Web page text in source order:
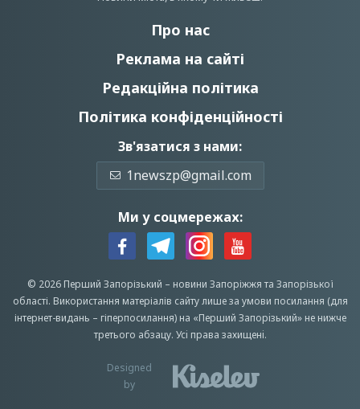
Про нас
Реклама на сайті
Редакційна політика
Політика конфіденційності
Зв'язатися з нами:
1newszp@gmail.com
Ми у соцмережах:
© 2026 Перший Запорізький – новини Запоріжжята Запорізької
області. Використання матеріалів сайту лише за умови посилання (для
інтернет-видань – гіперпосилання) на «Перший Запорiзький» не нижче
третього абзацу. Усi права захищенi.
Designed
by